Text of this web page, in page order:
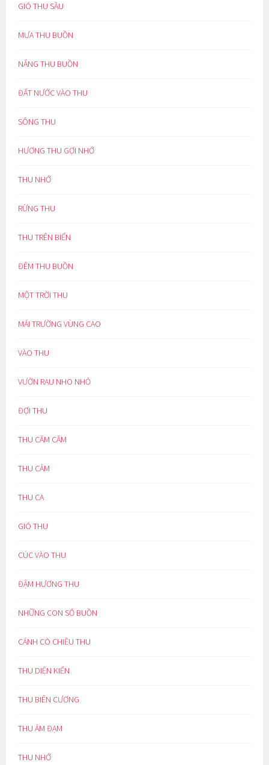
GIÓ THU SẦU
MƯA THU BUỒN
NẮNG THU BUỒN
ĐẤT NƯỚC VÀO THU
SÔNG THU
HƯƠNG THU GỢI NHỚ
THU NHỚ
RỪNG THU
THU TRÊN BIỂN
ĐÊM THU BUỒN
MỘT TRỜI THU
MÁI TRƯỜNG VÙNG CAO
VÀO THU
VƯỜN RAU NHO NHỎ
ĐỢI THU
THU CĂM CĂM
THU CẢM
THU CA
GIÓ THU
CÚC VÀO THU
ĐẬM HƯƠNG THU
NHỮNG CON SỐ BUỒN
CÁNH CÒ CHIỀU THU
THU DIỆN KIẾN
THU BIÊN CƯƠNG
THU ẢM ĐẠM
THU NHỚ